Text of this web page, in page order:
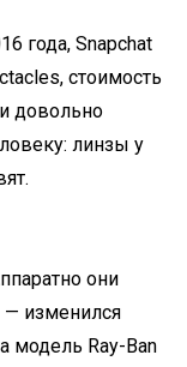
года, Snapchat
стоимость
довольно
линзы у
они
— изменился
модель Ray-Ban